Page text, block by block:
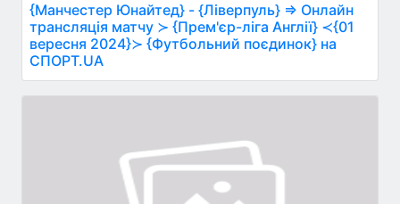
{Манчестер Юнайтед} - {Ліверпуль} ⇒ Онлайн
трансляція матчу ≻ {Прем'єр-ліга Англії} ≺{01
вересня 2024}≻ {Футбольний поєдинок} на
СПОРТ.UA